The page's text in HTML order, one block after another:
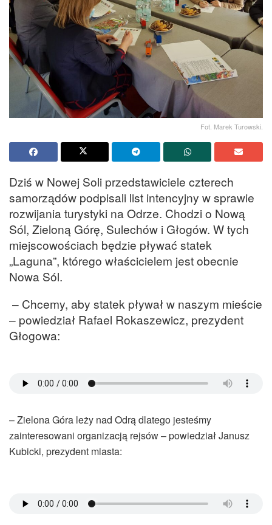
Fot. Marek Turowski.
Dziś w Nowej Soli przedstawiciele czterech
samorządów podpisali list intencyjny w sprawie
rozwijania turystyki na Odrze. Chodzi o Nową
Sól, Zieloną Górę, Sulechów i Głogów. W tych
miejscowościach będzie pływać statek
„Laguna”, którego właścicielem jest obecnie
Nowa Sól.
– Chcemy, aby statek pływał w naszym mieście
– powiedział Rafael Rokaszewicz, prezydent
Głogowa:
– Zielona Góra leży nad Odrą dlatego jesteśmy
zainteresowani organizacją rejsów – powiedział Janusz
Kubicki, prezydent miasta: